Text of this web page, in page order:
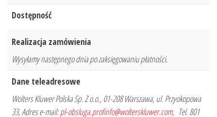
Dostępność
Realizacja zamówienia
Wysyłamy następnego dnia po zaksięgowaniu płatności.
Dane teleadresowe
Wolters Kluwer Polska Sp. Z o.o., 01-208 Warszawa, ul. Przyokopowa
33, Adres e-mail:pl-obsluga.profinfo@wolterskluwer.com, Tel. 801